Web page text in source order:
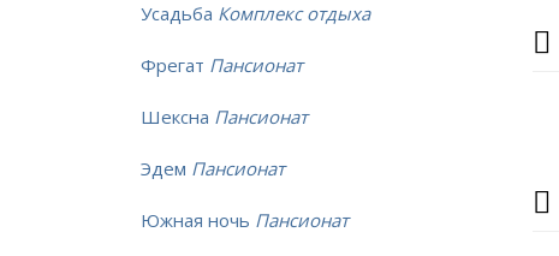
Усадьба Комплекс отдыха
Фрегат Пансионат
Шексна Пансионат
Эдем Пансионат
Южная ночь Пансионат